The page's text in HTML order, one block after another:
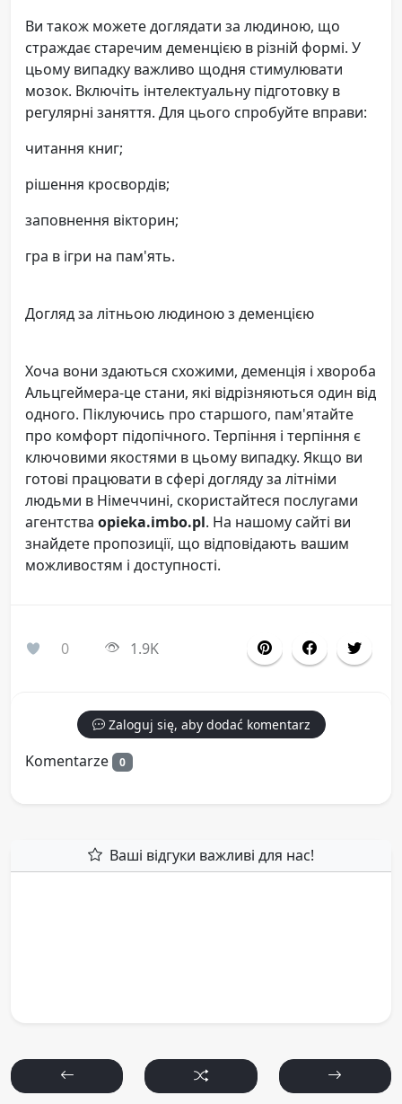
Ви також можете доглядати за людиною, що
страждає старечим деменцією в різній формі. У
цьому випадку важливо щодня стимулювати
мозок. Включіть інтелектуальну підготовку в
регулярні заняття. Для цього спробуйте вправи:
читання книг;
рішення кросвордів;
заповнення вікторин;
гра в ігри на пам'ять.
Догляд за літньою людиною з деменцією
Хоча вони здаються схожими, деменція і хвороба
Альцгеймера-це стани, які відрізняються один від
одного. Піклуючись про старшого, пам'ятайте
про комфорт підопічного. Терпіння і терпіння є
ключовими якостями в цьому випадку. Якщо ви
готові працювати в сфері догляду за літніми
людьми в Німеччині, скористайтеся послугами
агентства opieka.imbo.pl. На нашому сайті ви
знайдете пропозиції, що відповідають вашим
можливостям і доступності.
0 1.9K
Zaloguj się, aby dodać komentarz
Komentarze 0
Ваші відгуки важливі для нас!